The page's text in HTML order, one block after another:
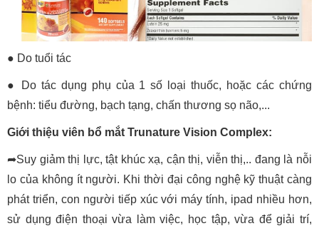
● Do tuổi tác
● Do tác dụng phụ của 1 số loại thuốc, hoặc các chứng
bệnh: tiểu đường, bạch tạng, chấn thương sọ não,...
Giới thiệu viên bổ mắt Trunature Vision Complex:
➦Suy giảm thị lực, tật khúc xạ, cận thị, viễn thị,.. đang là nỗi
lo của không ít người. Khi thời đại công nghệ kỹ thuật càng
phát triển, con người tiếp xúc với máy tính, ipad nhiều hơn,
sử dụng điện thoại vừa làm việc, học tập, vừa để giải trí,